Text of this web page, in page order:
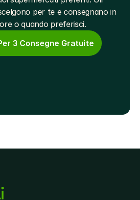
per te e consegnano in
o quando preferisci.
3 Consegne Gratuite